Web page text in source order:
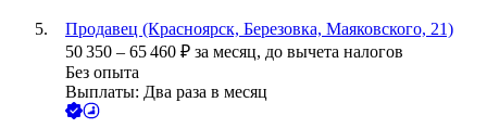
Продавец (Красноярск, Березовка, Маяковского, 21)
50 350 – 65 460 ₽ за месяц, до вычета налогов
Без опыта
Выплаты: Два раза в месяц